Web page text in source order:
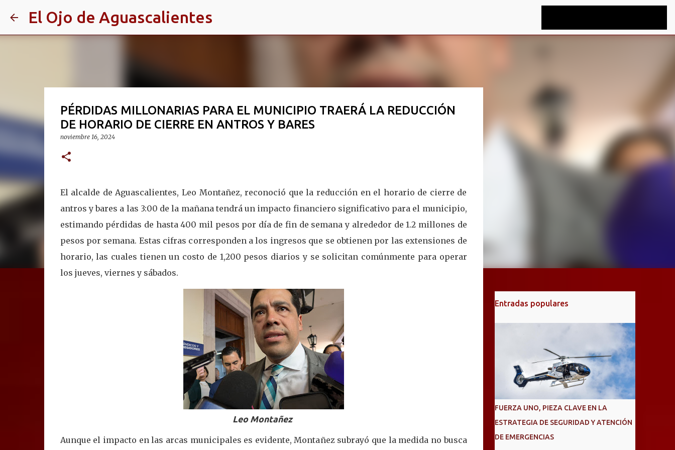
El Ojo de Aguascalientes
PÉRDIDAS MILLONARIAS PARA EL MUNICIPIO TRAERÁ LA REDUCCIÓN
DE HORARIO DE CIERRE EN ANTROS Y BARES
noviembre 16, 2024
El alcalde de Aguascalientes, Leo Montañez, reconoció que la reducción en el horario de cierre de
antros y bares a las 3:00 de la mañana tendrá un impacto financiero significativo para el municipio,
estimando pérdidas de hasta 400 mil pesos por día de fin de semana y alrededor de 1.2 millones de
pesos por semana. Estas cifras corresponden a los ingresos que se obtienen por las extensiones de
horario, las cuales tienen un costo de 1,200 pesos diarios y se solicitan comúnmente para operar
los jueves, viernes y sábados.
Leo Montañez
Aunque el impacto en las arcas municipales es evidente, Montañez subrayó que la medida no busca
Entradas populares
FUERZA UNO, PIEZA CLAVE EN LA
ESTRATEGIA DE SEGURIDAD Y ATENCIÓN
DE EMERGENCIAS